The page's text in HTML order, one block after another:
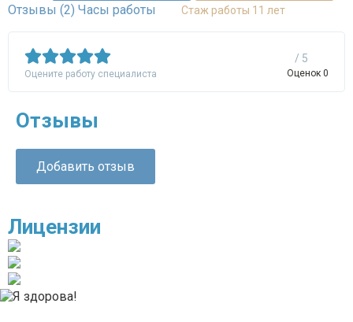
Отзывы (2) Часы работы Стаж работы 11 лет
Оцените работу специалиста
/ 5
Оценок 0
Отзывы
Добавить отзыв
Лицензии